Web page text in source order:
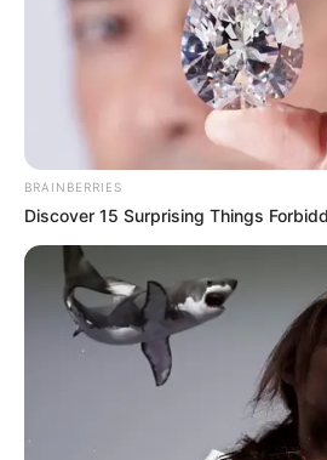
BRAINBERRIES
Discover 15 Surprising Things